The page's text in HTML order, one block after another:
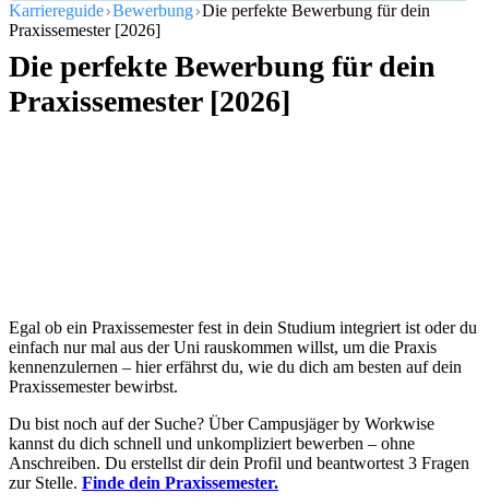
Karriereguide Bewerbung Die perfekte Bewerbung für dein
Praxissemester [2026]
Die perfekte Bewerbung für dein
Praxissemester [2026]
Egal ob ein Praxissemester fest in dein Studium integriert ist oder du
einfach nur mal aus der Uni rauskommen willst, um die Praxis
kennenzulernen – hier erfährst du, wie du dich am besten auf dein
Praxissemester bewirbst.
Du bist noch auf der Suche? Über Campusjäger by Workwise
kannst du dich schnell und unkompliziert bewerben – ohne
Anschreiben. Du erstellst dir dein Profil und beantwortest 3 Fragen
zur Stelle. Finde dein Praxissemester.